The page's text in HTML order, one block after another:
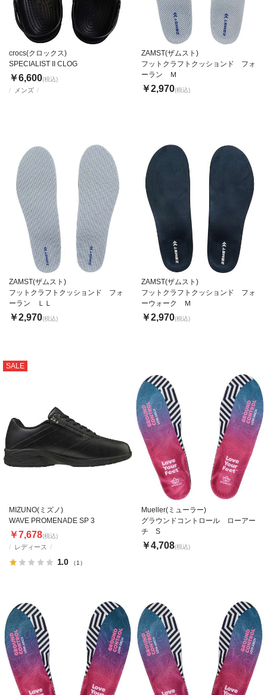
メンズ
crocs(クロックス)
SPECIALIST II CLOG
￥6,600(税込)
ZAMST(ザムスト)
フットクラフトクッションド フォ
ーラン Ｍ
￥2,970(税込)
ZAMST(ザムスト)
フットクラフトクッションド フォ
ーラン ＬＬ
￥2,970(税込)
ZAMST(ザムスト)
フットクラフトクッションド フォ
ーウォーク Ｍ
￥2,970(税込)
SALE
レディース
1.0 （1）
MIZUNO(ミズノ)
WAVE PROMENADE SP 3
￥7,678(税込)
Mueller(ミューラー)
グラウンドコントロール ローアー
チ S
￥4,708(税込)